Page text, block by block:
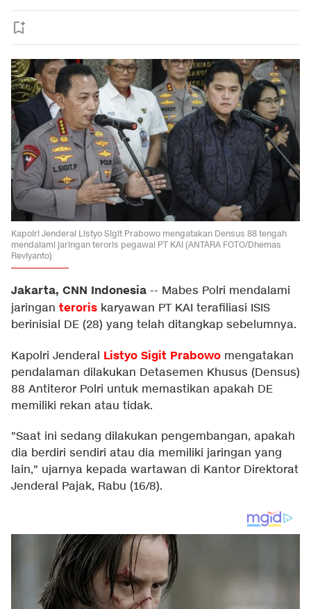
Kapolri Jenderal Listyo Sigit Prabowo mengatakan Densus 88 tengah
mendalami jaringan teroris pegawai PT KAI (ANTARA FOTO/Dhemas
Reviyanto)
Jakarta, CNN Indonesia -- Mabes Polri mendalami
jaringan teroris karyawan PT KAI terafiliasi ISIS
berinisial DE (28) yang telah ditangkap sebelumnya.
Kapolri Jenderal Listyo Sigit Prabowo mengatakan
pendalaman dilakukan Detasemen Khusus (Densus)
88 Antiteror Polri untuk memastikan apakah DE
memiliki rekan atau tidak.
"Saat ini sedang dilakukan pengembangan, apakah
dia berdiri sendiri atau dia memiliki jaringan yang
lain," ujarnya kepada wartawan di Kantor Direktorat
Jenderal Pajak, Rabu (16/8).